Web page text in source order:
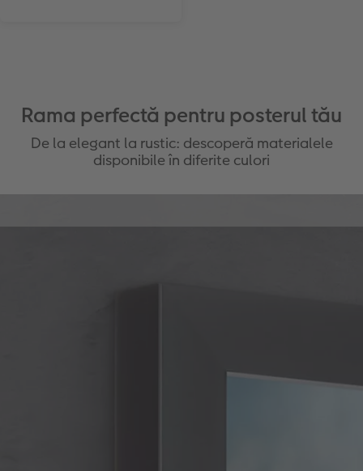
Rama perfectă pentru posterul tău
De la elegant la rustic: descoperă materialele
disponibile în diferite culori